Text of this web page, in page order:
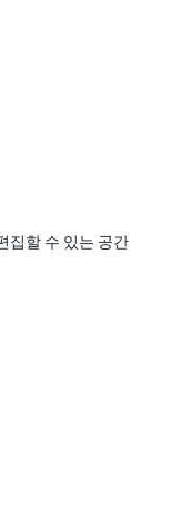
집할 수 있는 공간